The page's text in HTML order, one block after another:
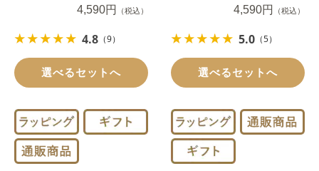
4,590円
（税込）
4.8 （9）
選べるセットへ
4,590円 （税込）
5.0 （5）
選べるセットへ